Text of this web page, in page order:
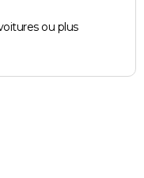
ou plus